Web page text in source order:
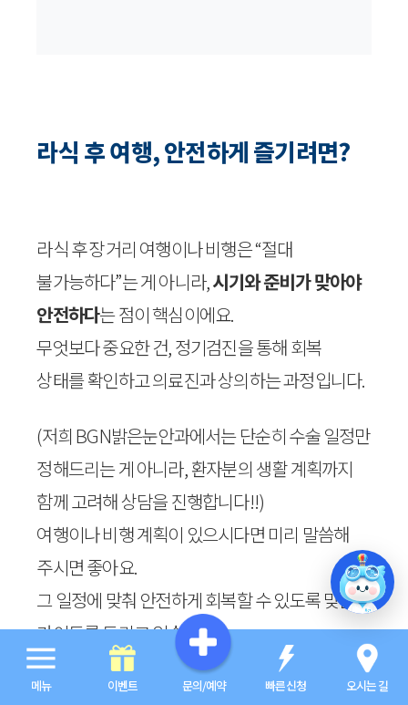
라식 후 여행, 안전하게 즐기려면?
라식 후 장거리 여행이나 비행은 “절대
불가능하다”는 게 아니라,시기와 준비가 맞아야
안전하다는 점이 핵심이에요.
무엇보다 중요한 건, 정기검진을 통해 회복
상태를 확인하고 의료진과 상의하는 과정입니다.
(저희 BGN밝은눈안과에서는 단순히 수술 일정만
정해드리는 게 아니라, 환자분의 생활 계획까지
함께 고려해 상담을 진행합니다!!)
여행이나 비행 계획이 있으시다면 미리 말씀해
주시면 좋아요.
그 일정에 맞춰 안전하게 회복할 수 있도록 맞춤
가이드를 드리고 있습니다.
눈 건강도 지키고, 여행도 마음 놓고 즐길 수
메뉴 이벤트 문의/예약 빠른신청 오시는 길